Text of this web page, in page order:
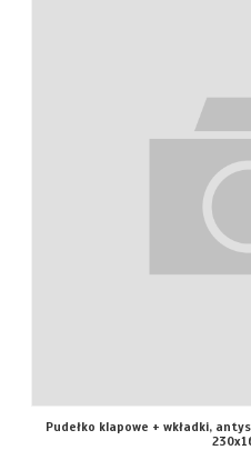
Pudełko klapowe + wkładki,